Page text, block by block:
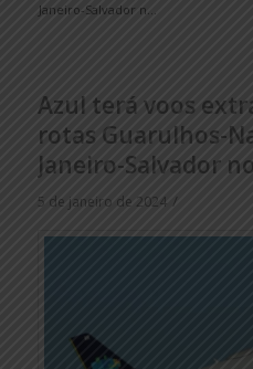
Janeiro-Salvador n...
Azul terá voos
rotas Guarulhos-
Janeiro-Salvador
5 de janeiro de 2024 /